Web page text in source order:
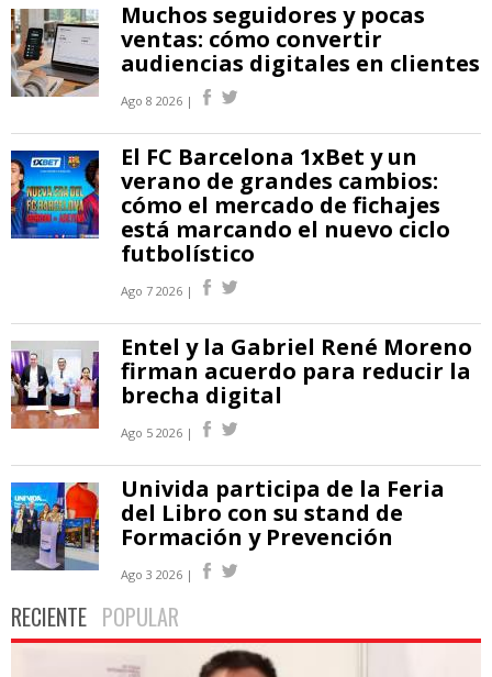
Muchos seguidores y pocas
ventas: cómo convertir
audiencias digitales en clientes
Ago 8 2026 |
El FC Barcelona 1xBet y un
verano de grandes cambios:
cómo el mercado de fichajes
está marcando el nuevo ciclo
futbolístico
Ago 7 2026 |
Entel y la Gabriel René Moreno
firman acuerdo para reducir la
brecha digital
Ago 5 2026 |
Univida participa de la Feria
del Libro con su stand de
Formación y Prevención
Ago 3 2026 |
RECIENTE POPULAR